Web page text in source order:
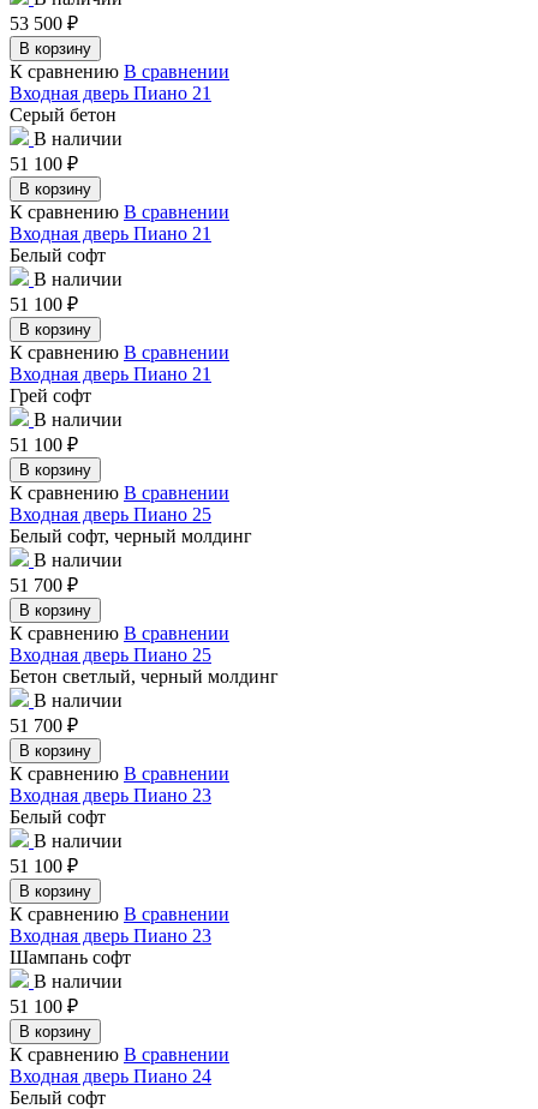
53 500 ₽
В корзину
К сравнению В сравнении
Входная дверь Пиано 21
Серый бетон
В наличии
51 100 ₽
В корзину
К сравнению В сравнении
Входная дверь Пиано 21
Белый софт
В наличии
51 100 ₽
В корзину
К сравнению В сравнении
Входная дверь Пиано 21
Грей софт
В наличии
51 100 ₽
В корзину
К сравнению В сравнении
Входная дверь Пиано 25
Белый софт, черный молдинг
В наличии
51 700 ₽
В корзину
К сравнению В сравнении
Входная дверь Пиано 25
Бетон светлый, черный молдинг
В наличии
51 700 ₽
В корзину
К сравнению В сравнении
Входная дверь Пиано 23
Белый софт
В наличии
51 100 ₽
В корзину
К сравнению В сравнении
Входная дверь Пиано 23
Шампань софт
В наличии
51 100 ₽
В корзину
К сравнению В сравнении
Входная дверь Пиано 24
Белый софт